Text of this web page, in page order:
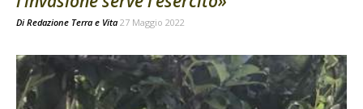
Di Redazione Terra e Vita 27 Maggio 2022